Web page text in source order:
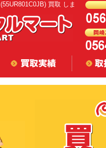
買取 しま